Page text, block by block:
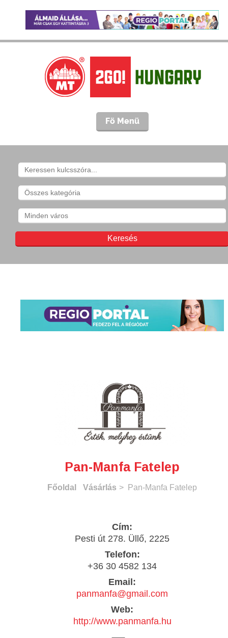
Fö Menü
Pan-Manfa Fatelep
Főoldal Vásárlás > Pan-Manfa Fatelep
Cím:
Pesti út 278. Üllő, 2225
Telefon:
+36 30 4582 134
Email:
panmanfa@gmail.com
Web:
http://www.panmanfa.hu